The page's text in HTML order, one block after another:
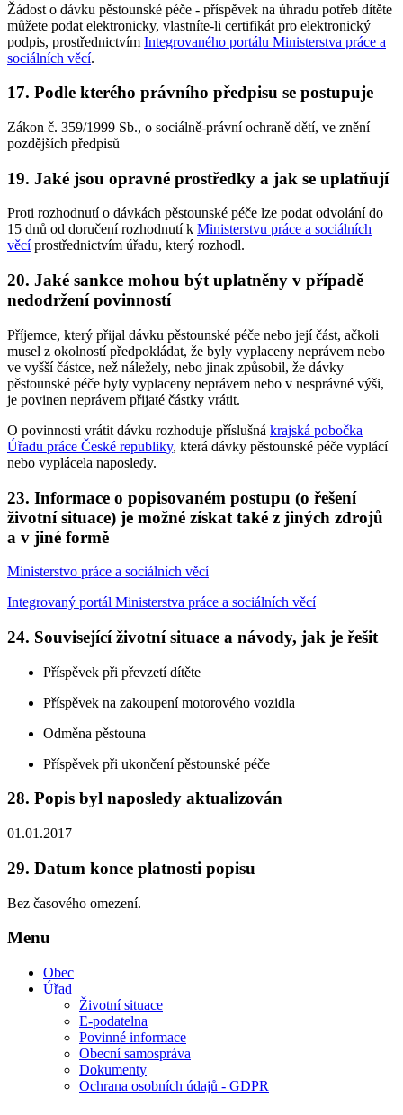
Žádost o dávku pěstounské péče - příspěvek na úhradu potřeb dítěte
můžete podat elektronicky, vlastníte-li certifikát pro elektronický
podpis, prostřednictvím Integrovaného portálu Ministerstva práce a
sociálních věcí.
17. Podle kterého právního předpisu se postupuje
Zákon č. 359/1999 Sb., o sociálně-právní ochraně dětí, ve znění
pozdějších předpisů
19. Jaké jsou opravné prostředky a jak se uplatňují
Proti rozhodnutí o dávkách pěstounské péče lze podat odvolání do
15 dnů od doručení rozhodnutí k Ministerstvu práce a sociálních
věcíprostřednictvím úřadu, který rozhodl.
20. Jaké sankce mohou být uplatněny v případě
nedodržení povinností
Příjemce, který přijal dávku pěstounské péče nebo její část, ačkoli
musel z okolností předpokládat, že byly vyplaceny neprávem nebo
ve vyšší částce, než náležely, nebo jinak způsobil, že dávky
pěstounské péče byly vyplaceny neprávem nebo v nesprávné výši,
je povinen neprávem přijaté částky vrátit.
O povinnosti vrátit dávku rozhoduje příslušná krajská pobočka
Úřadu práce České republiky, která dávky pěstounské péče vyplácí
nebo vyplácela naposledy.
23. Informace o popisovaném postupu (o řešení
životní situace) je možné získat také z jiných zdrojů
a v jiné formě
Ministerstvo práce a sociálních věcí
Integrovaný portál Ministerstva práce a sociálních věcí
24. Související životní situace a návody, jak je řešit
Příspěvek při převzetí dítěte
Příspěvek na zakoupení motorového vozidla
Odměna pěstouna
Příspěvek při ukončení pěstounské péče
28. Popis byl naposledy aktualizován
01.01.2017
29. Datum konce platnosti popisu
Bez časového omezení.
Menu
Obec
Úřad
Životní situace
E-podatelna
Povinné informace
Obecní samospráva
Dokumenty
Ochrana osobních údajů - GDPR